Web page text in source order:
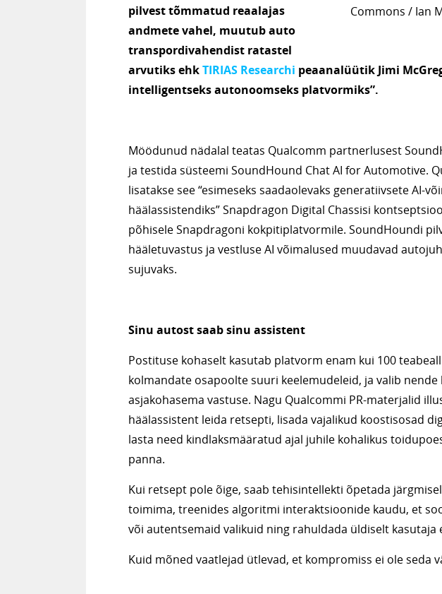
Commons / Ian
pilvest tõmmatud reaalajas
andmete vahel, muutub auto
transpordivahendist ratastel
arvutiks ehkTIRIAS Researchi peaanalüütik Jimi
intelligentseks autonoomseks platvormiks”.
Möödunud nädalal teatas Qualcomm partnerlusest
ja testida süsteemi SoundHound Chat AI for Automotive.
lisatakse see “esimeseks saadaolevaks generatiivsete AI-
häälassistendiks” Snapdragon Digital Chassisi
põhisele Snapdragoni kokpitiplatvormile. SoundHoundi
hääletuvastus ja vestluse AI võimalused muudavad
sujuvaks.
Sinu autost saab sinu assistent
Postituse kohaselt kasutab platvorm enam kui 100
kolmandate osapoolte suuri keelemudeleid, ja valib nende
asjakohasema vastuse. Nagu Qualcommi PR-materjalid
häälassistent leida retsepti, lisada vajalikud koostisosad
lasta need kindlaksmääratud ajal juhile kohalikus
panna.
Kui retsept pole õige, saab tehisintellekti õpetada
toimima, treenides algoritmi interaktsioonide kaudu, et
või autentsemaid valikuid ning rahuldada üldiselt kasutaja
Kuid mõned vaatlejad ütlevad, et kompromiss ei ole seda